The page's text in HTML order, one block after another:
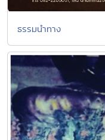
ธรรมนำทาง